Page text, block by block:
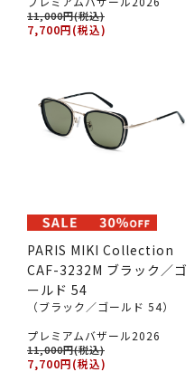
11,000円(税込)
7,700円(税込)
PARIS MIKI Collection
CAF-3232M ブラック／ゴ
ールド 54
（ブラック／ゴールド 54）
プレミアムバザール2026
11,000円(税込)
7,700円(税込)